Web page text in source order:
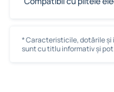
* Caracteristicile, dotările și
sunt cu titlu informativ și